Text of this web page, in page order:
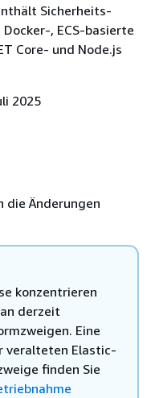
Sicherheits-
, ECS-basierte
Core- und Node.js
2025
die Änderungen
konzentrieren
derzeit
Eine
veralteten Elastic-
finden Sie